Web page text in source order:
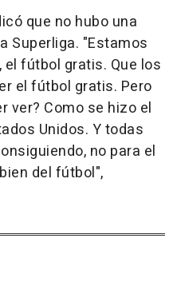
que no hubo una
Superliga. "Estamos
fútbol gratis. Que los
el fútbol gratis. Pero
ver? Como se hizo el
Unidos. Y todas
no para el
del fútbol",